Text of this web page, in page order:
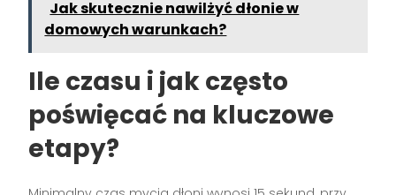
Jak skutecznie nawilżyć dłonie w
domowych warunkach?
Ile czasu i jak często
poświęcać na kluczowe
etapy?